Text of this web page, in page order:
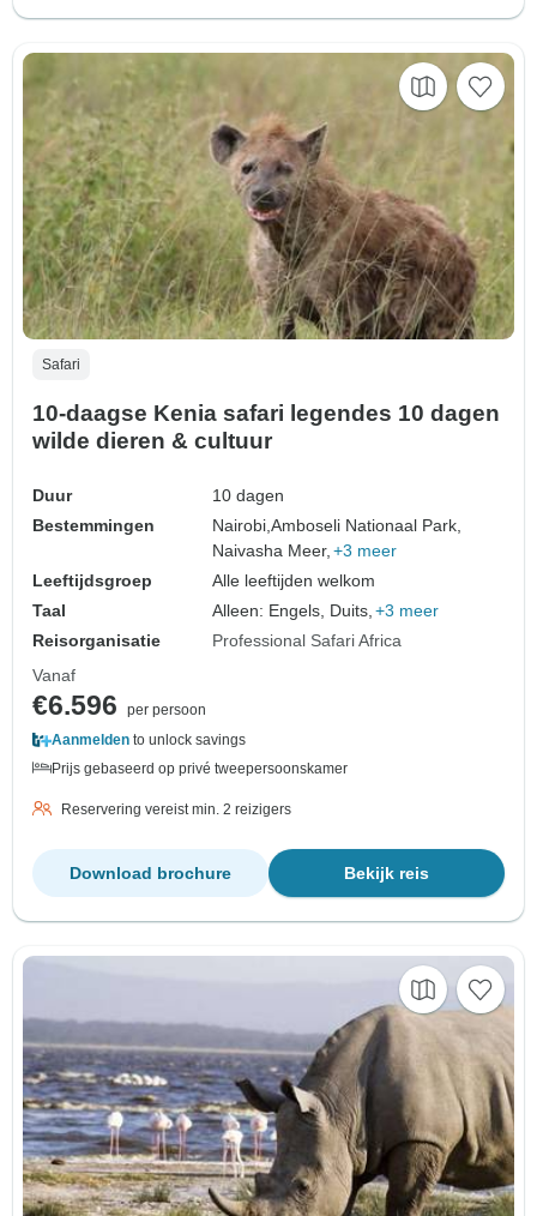
Safari
10-daagse Kenia safari legendes 10 dagen
wilde dieren & cultuur
Duur
10 dagen
Bestemmingen
Nairobi,Amboseli Nationaal Park,
Naivasha Meer, +3 meer
Leeftijdsgroep
Alle leeftijden welkom
Taal
Alleen: Engels, Duits, +3 meer
Reisorganisatie
Professional Safari Africa
Vanaf
€6.596
per persoon
Aanmelden to unlock savings
Prijs gebaseerd op privé tweepersoonskamer
Reservering vereist min. 2 reizigers
Bekijk reis
Download brochure